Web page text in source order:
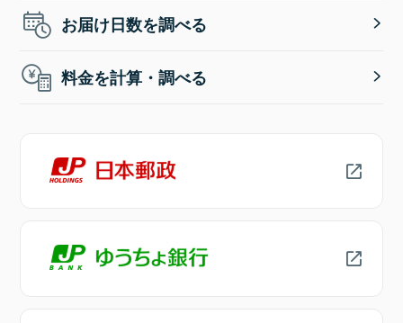
お届け日数を調べる
料金を計算・調べる